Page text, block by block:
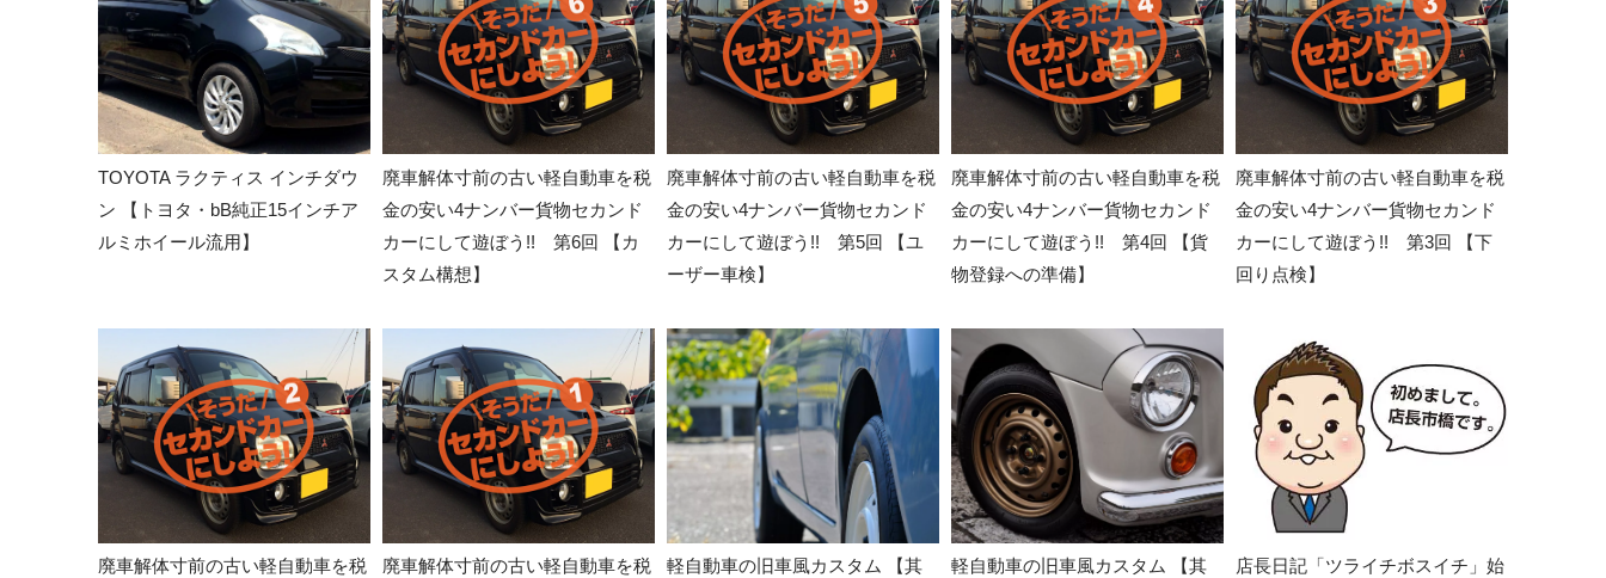
TOYOTA ラクティス インチダウ
ン 【トヨタ・bB純正15インチア
ルミホイール流用】
廃車解体寸前の古い軽自動車を税
金の安い4ナンバー貨物セカンド
カーにして遊ぼう!! 第6回 【カ
スタム構想】
廃車解体寸前の古い軽自動車を税
金の安い4ナンバー貨物セカンド
カーにして遊ぼう!! 第5回 【ユ
ーザー車検】
廃車解体寸前の古い軽自動車を税
金の安い4ナンバー貨物セカンド
カーにして遊ぼう!! 第4回 【貨
物登録への準備】
廃車解体寸前の古い軽自動車を税
金の安い4ナンバー貨物セカンド
カーにして遊ぼう!! 第3回 【下
回り点検】
廃車解体寸前の古い軽自動車を税
廃車解体寸前の古い軽自動車を税
軽自動車の旧車風カスタム 【其
軽自動車の旧車風カスタム 【其
店長日記「ツライチボスイチ」始